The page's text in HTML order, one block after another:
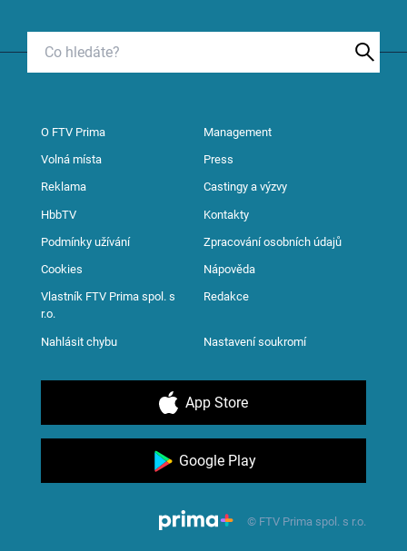
O FTV Prima Management
Volná místa Press
Reklama Castingy a výzvy
HbbTV Kontakty
Podmínky užívání Zpracování osobních údajů
Cookies Nápověda
Vlastník FTV Prima spol. s
r.o.
Redakce
Nahlásit chybu Nastavení soukromí
App Store
Google Play
© FTV Prima spol. s r.o.